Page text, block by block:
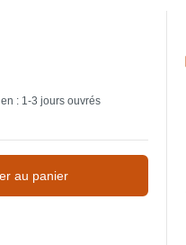
: 1-3 jours ouvrés
au panier